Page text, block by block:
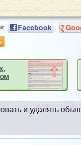
Facebook
и удалять